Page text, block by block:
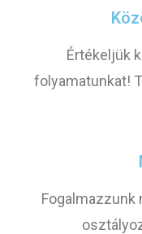
Értékeljük
folyamatunkat!
Fogalmazzunk